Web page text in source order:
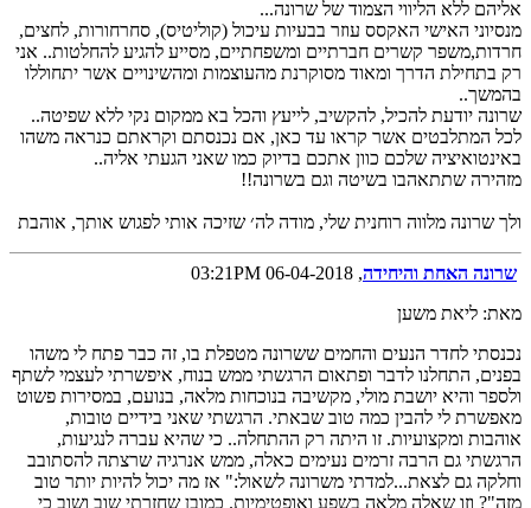
אליהם ללא הליווי הצמוד של שרונה...
מנסיוני האישי האקסס עוזר בבעיות עיכול (קוליטיס), סחרחורות, לחצים,
חרדות,משפר קשרים חברתיים ומשפחתיים, מסייע להגיע להחלטות.. אני
רק בתחילת הדרך ומאוד מסוקרנת מהעוצמות ומהשינויים אשר יתחוללו
בהמשך..
שרונה יודעת להכיל, להקשיב, לייעץ והכל בא ממקום נקי ללא שפיטה..
לכל המתלבטים אשר קראו עד כאן, אם נכנסתם וקראתם כנראה משהו
באינטואיציה שלכם כוון אתכם בדיוק כמו שאני הגעתי אליה..
מזהירה שתתאהבו בשיטה וגם בשרונה!!
ולך שרונה מלווה רוחנית שלי, מודה לה׳ שזיכה אותי לפגוש אותך, אוהבת
שרונה האחת והיחידה, 06-04-2018 03:21PM
מאת: ליאת משען
נכנסתי לחדר הנעים והחמים ששרונה מטפלת בו, זה כבר פתח לי משהו
בפנים, התחלנו לדבר ופתאום הרגשתי ממש בנוח, איפשרתי לעצמי לשתף
ולספר והיא יושבת מולי, מקשיבה בנוכחות מלאה, בנועם, במסירות פשוט
מאפשרת לי להבין כמה טוב שבאתי. הרגשתי שאני בידיים טובות,
אוהבות ומקצועיות. זו היתה רק ההתחלה.. כי שהיא עברה לנגיעות,
הרגשתי גם הרבה זרמים נעימים כאלה, ממש אנרגיה שרצתה להסתובב
וחלקה גם לצאת...למדתי משרונה לשאול:" אז מה יכול להיות יותר טוב
מזה"? וזו שאלה מלאה בשפע ואופטימיות. כמובן שחזרתי שוב ושוב כי